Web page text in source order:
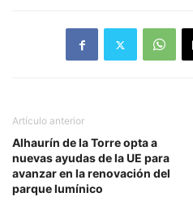
Artículo anterior
Alhaurín de la Torre opta a
nuevas ayudas de la UE para
avanzar en la renovación del
parque lumínico